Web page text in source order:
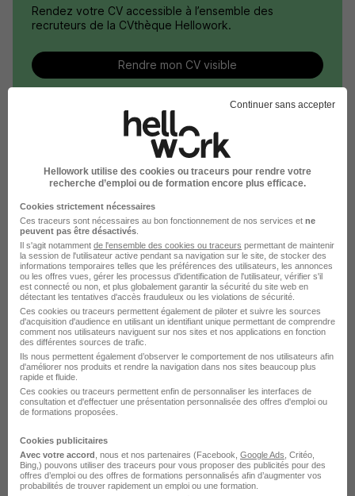
Rendez votre CV accessible à l’ensemble des
recruteurs de la CVthèque Hellowork.
Rendre mon CV visible
Le Recrutement chez Boulangerie
Ange dans le domaine Vente
Boulangerie Ange Vendeur
Boulangerie Ange Vendeur instruments musique
Boulangerie Ange Equipier de vente
Boulangerie Ange Vendeuse boulangerie
Boulangerie Ange Vendeur polyvalent
Boulangerie Ange Web vendeur
Voir plus
Postuler chez Boulangerie Ange par
Métier
Continuer sans accepter
Hellowork utilise des cookies ou traceurs pour rendre votre
recherche d’emploi ou de formation encore plus efficace.
Cookies strictement nécessaires
Ces traceurs sont nécessaires au bon fonctionnement de nos services et ne
peuvent pas être désactivés
Il s'agit notamment de l'ensemble des cookies ou traceurs permettant de maintenir
la session de l'utilisateur active pendant sa navigation sur le site, de stocker des
informations temporaires telles que les préférences des utilisateurs, les annonces
ou les offres vues, gérer les processus d'identification de l'utilisateur, vérifier s'il
est connecté ou non, et plus globalement garantir la sécurité du site web en
détectant les tentatives d'accès frauduleux ou les violations de sécurité.
Ces cookies ou traceurs permettent également de piloter et suivre les sources
d'acquisition d'audience en utilisant un identifiant unique permettant de comprendre
comment nos utilisateurs naviguent sur nos sites et nos applications en fonction
des différentes sources de trafic.
Ils nous permettent également d’observer le comportement de nos utilisateurs afin
d'améliorer nos produits et rendre la navigation dans nos sites beaucoup plus
rapide et fluide.
Ces cookies ou traceurs permettent enfin de personnaliser les interfaces de
consultation et d'effectuer une présentation personnalisée des offres d'emploi ou
de formations proposées.
Cookies publicitaires
Avec votre accord , nous et nos partenaires (Facebook, Google Ads , Critéo,
Bing,) pouvons utiliser des traceurs pour vous proposer des publicités pour des
offres d’emploi ou des offres de formations personnalisés afin d’augmenter vos
probabilités de trouver rapidement un emploi ou une formation.